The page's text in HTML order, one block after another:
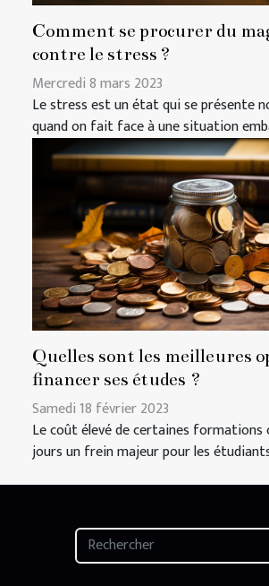
Comment se procurer du
contre le stress ?
Mercredi 8 mars 2023
Le stress est un état qui se présente
quand on fait face à une situation
Quelles sont les meilleures
financer ses études ?
Samedi 18 février 2023
Le coût élevé de certaines formations
jours un frein majeur pour les